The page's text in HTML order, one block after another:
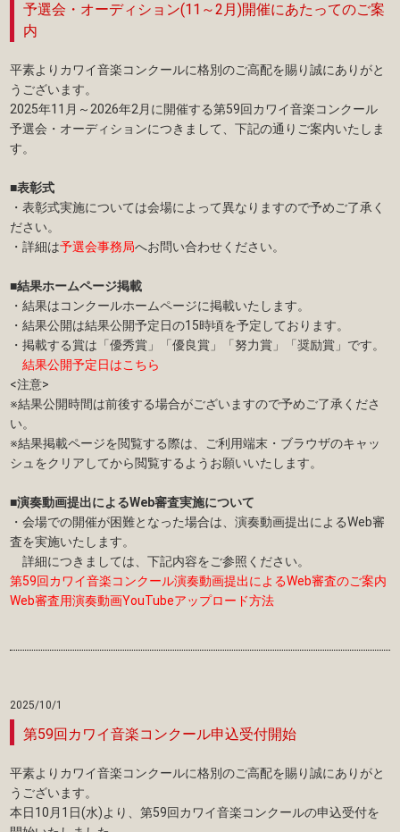
予選会・オーディション(11～2月)開催にあたってのご案
内
平素よりカワイ音楽コンクールに格別のご高配を賜り誠にありがと
うございます。
2025年11月～2026年2月に開催する第59回カワイ音楽コンクール
予選会・オーディションにつきまして、下記の通りご案内いたしま
す。
■表彰式
・表彰式実施については会場によって異なりますので予めご了承く
ださい。
・詳細は予選会事務局へお問い合わせください。
■結果ホームページ掲載
・結果はコンクールホームページに掲載いたします。
・結果公開は結果公開予定日の15時頃を予定しております。
・掲載する賞は「優秀賞」「優良賞」「努力賞」「奨励賞」です。
結果公開予定日はこちら
<注意>
※結果公開時間は前後する場合がございますので予めご了承くださ
い。
※結果掲載ページを閲覧する際は、ご利用端末・ブラウザのキャッ
シュをクリアしてから閲覧するようお願いいたします。
■演奏動画提出によるWeb審査実施について
・会場での開催が困難となった場合は、演奏動画提出によるWeb審
査を実施いたします。
詳細につきましては、下記内容をご参照ください。
第59回カワイ音楽コンクール演奏動画提出によるWeb審査のご案内
Web審査用演奏動画YouTubeアップロード方法
2025/10/1
第59回カワイ音楽コンクール申込受付開始
平素よりカワイ音楽コンクールに格別のご高配を賜り誠にありがと
うございます。
本日10月1日(水)より、第59回カワイ音楽コンクールの申込受付を